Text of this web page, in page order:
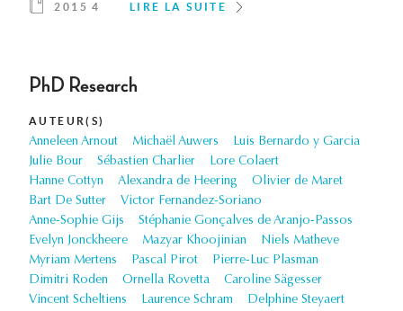
2015 4 LIRE LA SUITE
PhD Research
AUTEUR(S)
Anneleen Arnout Michaël Auwers
Luis Bernardo y Garcia
Julie Bour
Sébastien Charlier
Lore Colaert
Hanne Cottyn
Alexandra de Heering
Olivier de Maret
Bart De Sutter
Victor Fernandez-Soriano
Anne-Sophie Gijs
Stéphanie Gonçalves de Aranjo-Passos
Evelyn Jonckheere
Mazyar Khoojinian
Niels Matheve
Myriam Mertens
Pascal Pirot
Pierre-Luc Plasman
Dimitri Roden
Ornella Rovetta
Caroline Sägesser
Vincent Scheltiens
Laurence Schram Delphine Steyaert